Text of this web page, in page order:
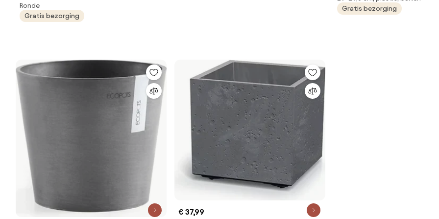
Rond - Dark Grey - Diameter 40 x H34,5
cm
Ronde
Gratis bezorging
Gratis bezorging
€ 37,99